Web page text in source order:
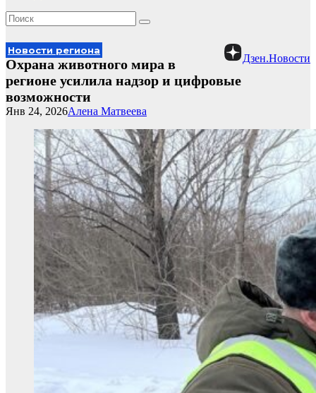
Дзен.Новости
Новости региона
Охрана животного мира в
регионе усилила надзор и цифровые
возможности
Алена Матвеева
Янв 24, 2026